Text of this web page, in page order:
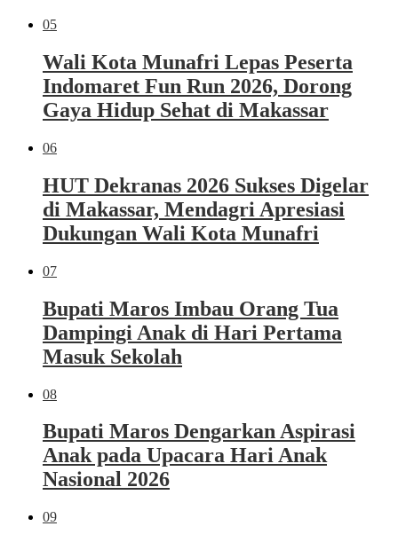
05
Wali Kota Munafri Lepas Peserta
Indomaret Fun Run 2026, Dorong
Gaya Hidup Sehat di Makassar
06
HUT Dekranas 2026 Sukses Digelar
di Makassar, Mendagri Apresiasi
Dukungan Wali Kota Munafri
07
Bupati Maros Imbau Orang Tua
Dampingi Anak di Hari Pertama
Masuk Sekolah
08
Bupati Maros Dengarkan Aspirasi
Anak pada Upacara Hari Anak
Nasional 2026
09